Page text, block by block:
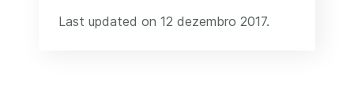
Last updated on 12 dezembro 2017.